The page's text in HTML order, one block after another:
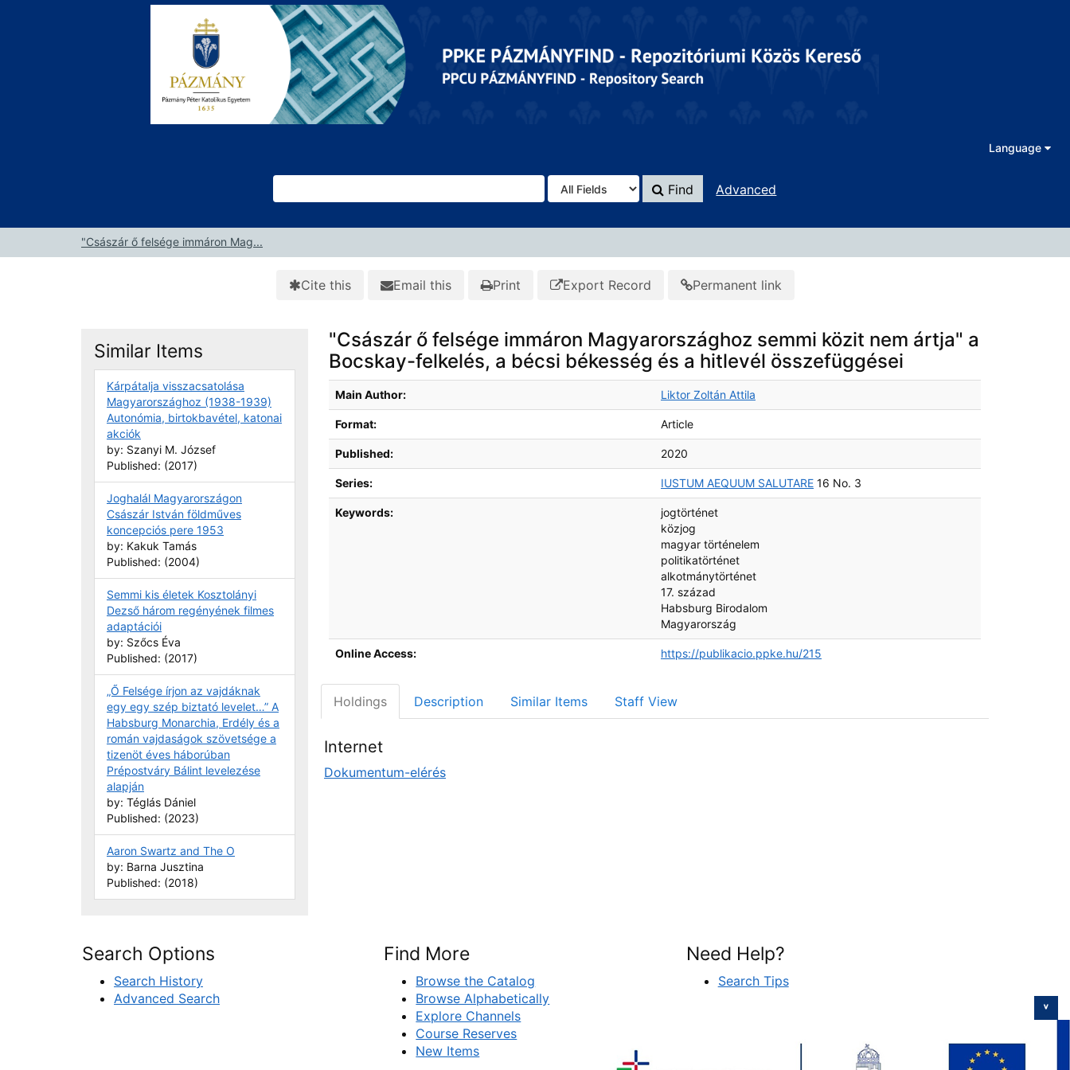
Language
Find Advanced
"Császár ő felsége immáron Mag...
Cite this Email this Print Export Record Permanent link
"Császár ő felsége immáron Magyarországhoz semmi közit nem ártja" a
Bocskay-felkelés, a bécsi békesség és a hitlevél összefüggései
Bibliographic Details
Main Author: Liktor Zoltán Attila
Format: Article
Published: 2020
Series: IUSTUM AEQUUM SALUTARE 16 No. 3
Keywords:
jogtörténet
közjog
magyar történelem
politikatörténet
alkotmánytörténet
17. század
Habsburg Birodalom
Magyarország
Online Access: https://publikacio.ppke.hu/215
Holdings Description Similar Items Staff View
Internet
Dokumentum-elérés
Similar Items
Kárpátalja visszacsatolása
Magyarországhoz (1938-1939)
Autonómia, birtokbavétel, katonai
akciók
by: Szanyi M. József
Published: (2017)
Joghalál Magyarországon
Császár István földműves
koncepciós pere 1953
by: Kakuk Tamás
Published: (2004)
Semmi kis életek Kosztolányi
Dezső három regényének filmes
adaptációi
by: Szőcs Éva
Published: (2017)
„Ő Felsége írjon az vajdáknak
egy egy szép biztató levelet…” A
Habsburg Monarchia, Erdély és a
román vajdaságok szövetsége a
tizenöt éves háborúban
Prépostváry Bálint levelezése
alapján
by: Téglás Dániel
Published: (2023)
Aaron Swartz and The O
by: Barna Jusztina
Published: (2018)
Search Options
Search History
Advanced Search
Find More
Browse the Catalog
Browse Alphabetically
Explore Channels
Course Reserves
New Items
Need Help?
Search Tips
˅